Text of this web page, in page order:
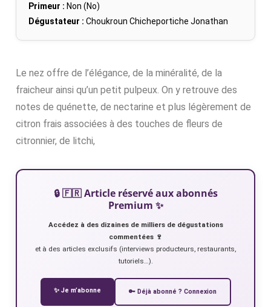
Primeur : Non (No)
Dégustateur : Choukroun Chicheportiche Jonathan
Le nez offre de l’élégance, de la minéralité, de la
fraicheur ainsi qu’un petit pulpeux. On y retrouve des
notes de quénette, de nectarine et plus légèrement de
citron frais associées à des touches de fleurs de
citronnier, de litchi,
🔒 🇫🇷 Article réservé aux abonnés
Premium ✨
Accédez à des dizaines de milliers de dégustations
commentées 🍷
et à des articles exclusifs (interviews producteurs, restaurants,
tutoriels…).
✨ Je m’abonne 🔑 Déjà abonné ? Connexion